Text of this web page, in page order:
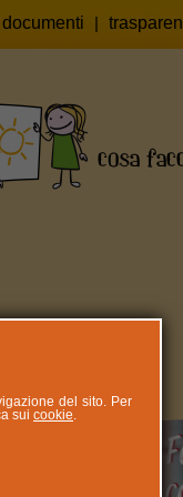
documenti |
del sito. Per
sui cookie.